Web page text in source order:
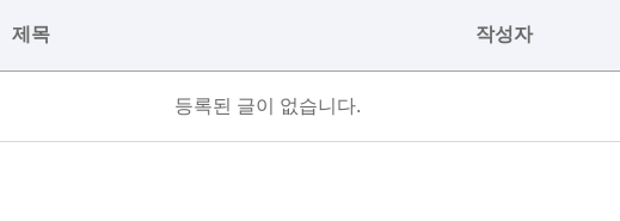
제목 작성자
등록된 글이 없습니다.